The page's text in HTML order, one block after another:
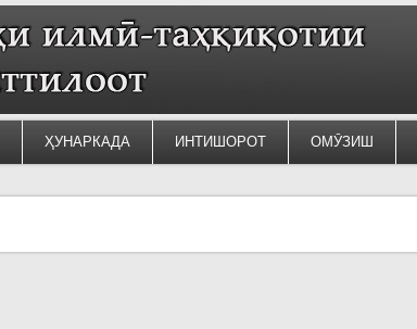
ҲУНАРКАДА ИНТИШОРОТ ОМӮЗИШ